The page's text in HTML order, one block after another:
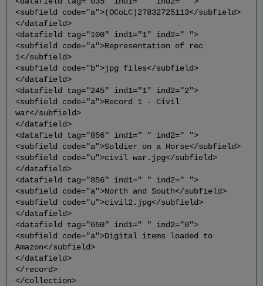
<subfield code="a">(OCoLC)27832725113</subfield>
</datafield>
<datafield tag="100" ind1="1" ind2=" ">
<subfield code="a">Representation of rec
1</subfield>
<subfield code="b">jpg files</subfield>
</datafield>
<datafield tag="245" ind1="1" ind2="2">
<subfield code="a">Record 1 - Civil
war</subfield>
</datafield>
<datafield tag="856" ind1=" " ind2=" ">
<subfield code="a">Soldier on a Horse</subfield>
<subfield code="u">civil war.jpg</subfield>
</datafield>
<datafield tag="856" ind1=" " ind2=" ">
<subfield code="a">North and South</subfield>
<subfield code="u">civil2.jpg</subfield>
</datafield>
<datafield tag="650" ind1=" " ind2="0">
<subfield code="a">Digital items loaded to
Amazon</subfield>
</datafield>
</record>
</collection>